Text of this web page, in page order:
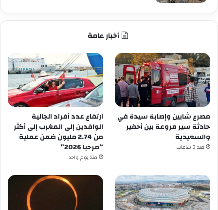
أخبار عامة
مصرع شابين وإصابة سيدة في
حادثة سير مروعة بين أحفير
والسعيدية
منذ 3 ساعات
ارتفاع عدد أفراد الجالية
الوافدين إلى المغرب إلى أكثر
من 2.74 مليون ضمن عملية
“مرحبا 2026”
منذ يوم واحد